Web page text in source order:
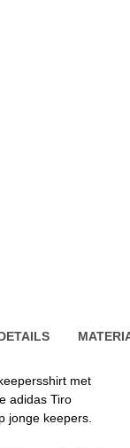
met
adidas Tiro
jonge keepers.